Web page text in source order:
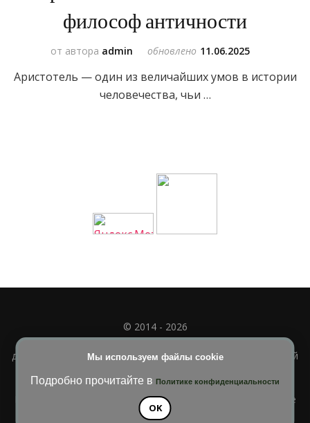
философ античности
от автора admin обновлено 11.06.2025
Аристотель — один из величайших умов в истории
человечества, чьи …
Мы используем файлы cookie
Подробно прочитайте в Политике конфиденциальности
OK
© 2014 - 2026
Полное или частичное использование материала
допускается только при наличии активной и индексируемой
Blossom Diva | РазработанаТемы Blossom
. На платформе
WordPress